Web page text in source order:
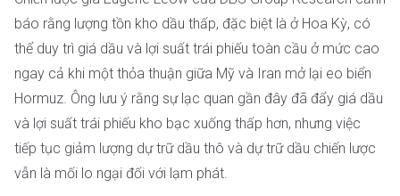
báo rằng lượng tồn kho dầu thấp, đặc biệt là ở Hoa Kỳ, có
thể duy trì giá dầu và lợi suất trái phiếu toàn cầu ở mức cao
ngay cả khi một thỏa thuận giữa Mỹ và Iran mở lại eo biển
Hormuz. Ông lưu ý rằng sự lạc quan gần đây đã đẩy giá dầu
và lợi suất trái phiếu kho bạc xuống thấp hơn, nhưng việc
tiếp tục giảm lượng dự trữ dầu thô và dự trữ dầu chiến lược
vẫn là mối lo ngại đối với lạm phát.